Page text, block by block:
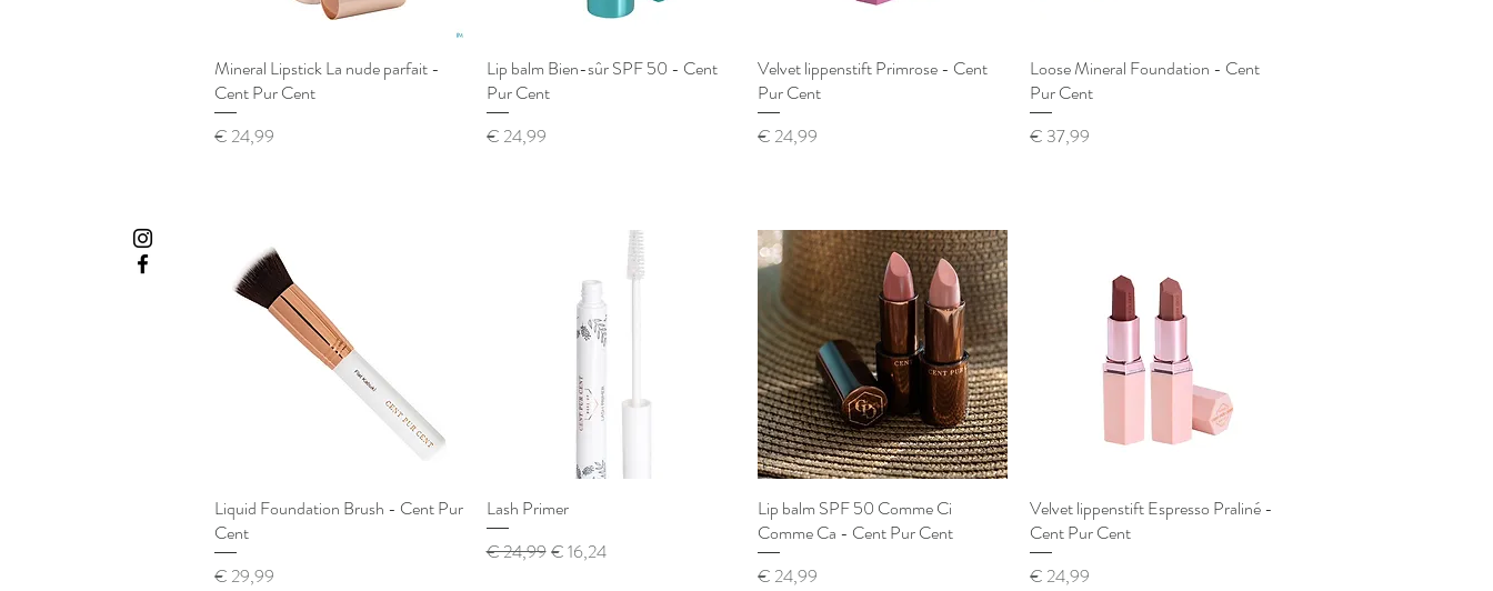
Snel overzicht
Mineral Lipstick La nude parfait -
Cent Pur Cent
Prijs
€ 24,99
Snel overzicht
Lip balm Bien-sûr SPF 50 - Cent
Pur Cent
Prijs
€ 24,99
Snel overzicht
Velvet lippenstift Primrose - Cent
Pur Cent
Prijs
€ 24,99
Snel overzicht
Loose Mineral Foundation - Cent
Pur Cent
Prijs
€ 37,99
Snel overzicht
Liquid Foundation Brush - Cent Pur
Cent
Prijs
€ 29,99
Snel overzicht
Lash Primer
Normale prijs
€ 24,99Verkoopprijs
€ 16,24
Snel overzicht
Lip balm SPF 50 Comme Ci
Comme Ca - Cent Pur Cent
Prijs
€ 24,99
Snel overzicht
Velvet lippenstift Espresso Praliné -
Cent Pur Cent
Prijs
€ 24,99